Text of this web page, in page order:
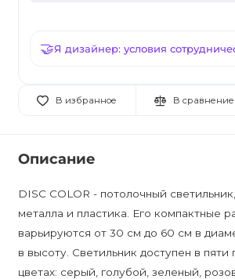
Я дизайнер: условия
В избранное В сравнение
Описание
DISC COLOR - потолочный
металла и пластика. Его компактные
варьируются от 30 см до 60 см в
в высоту. Светильник доступен в пяти
цветах: серый, голубой, зеленый,